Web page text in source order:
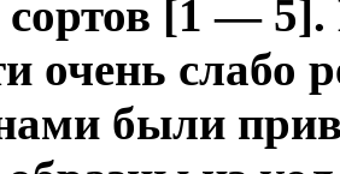
сортов [1 —
очень слабо
были